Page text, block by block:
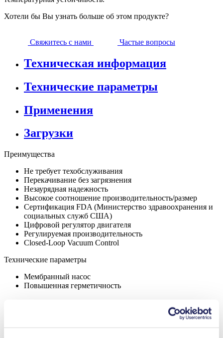
Хотели бы Вы узнать больше об этом продукте?
Свяжитесь с нами Частые вопросы
Техническая информация
Технические параметры
Применения
Загрузки
Преимущества
Не требует техобслуживания
Перекачивание без загрязнения
Незаурядная надежность
Высокое соотношение производительность/размер
Сертификация FDA (Министерство здравоохранения и
социальных служб США)
Цифровой регулятор двигателя
Регулируемая производительность
Closed-Loop Vacuum Control
Технические параметры
Мембранный насос
Повышенная герметичность
Предельный вакуум
200 mbar (abs.)